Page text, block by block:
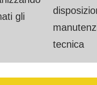
gli
tecnica